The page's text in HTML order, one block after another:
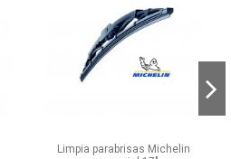
Limpia parabrisas Michelin